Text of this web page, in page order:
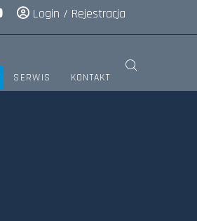
Login / Rejestracja
SERWIS KONTAKT